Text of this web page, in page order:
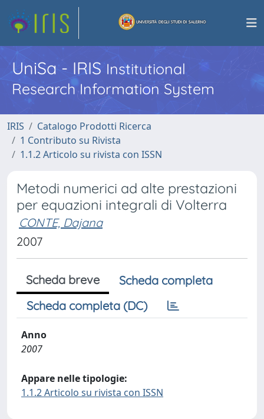
UniSa - IRISInstitutional
Research Information System
IRIS
Catalogo Prodotti Ricerca
1 Contributo su Rivista
1.1.2 Articolo su rivista con ISSN
Metodi numerici ad alte prestazioni
per equazioni integrali di Volterra
CONTE, Dajana
2007
Scheda breve
Scheda completa
Scheda completa (DC)
Anno
2007
Appare nelle tipologie:
1.1.2 Articolo su rivista con ISSN